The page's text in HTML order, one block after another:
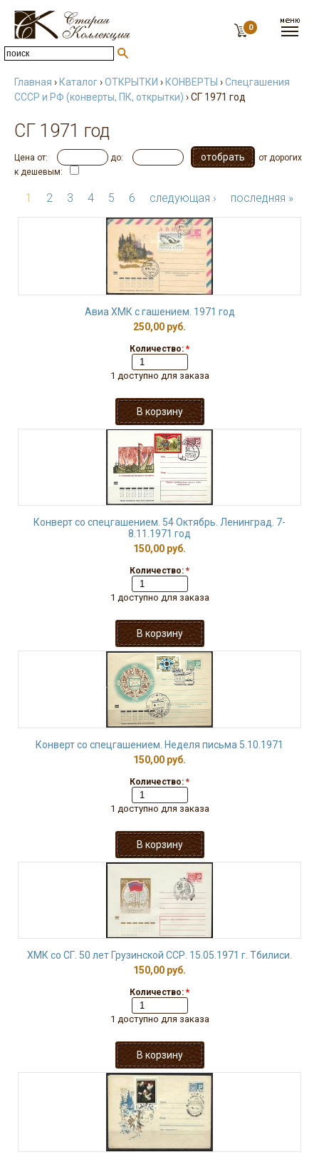
0
Главная › Каталог›ОТКРЫТКИ › КОНВЕРТЫ ›Спецгашения
СССР и РФ (конверты, ПК, открытки) › СГ 1971 год
СГ 1971 год
Цена от: до:
от дорогих
к дешевым:
1 2 3 4 5 6 следующая › последняя »
Авиа ХМК с гашением. 1971 год
250,00 руб.
Количество: *
1 доступно для заказа
Конверт со спецгашением. 54 Октябрь. Ленинград. 7-
8.11.1971 год
150,00 руб.
Количество: *
1 доступно для заказа
Конверт со спецгашением. Неделя письма 5.10.1971
150,00 руб.
Количество: *
1 доступно для заказа
ХМК со СГ. 50 лет Грузинской ССР. 15.05.1971 г. Тбилиси.
150,00 руб.
Количество: *
1 доступно для заказа